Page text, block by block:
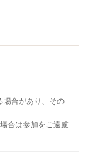
場合があり、その
合は参加をご遠慮